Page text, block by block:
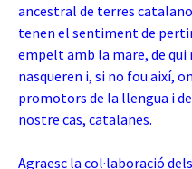
ancestral de terres
tenen el sentiment de
empelt amb la mare, de qui
nasqueren i, si no fou així,
promotors de la llengua i
nostre cas, catalanes.
Agraesc la col·laboració